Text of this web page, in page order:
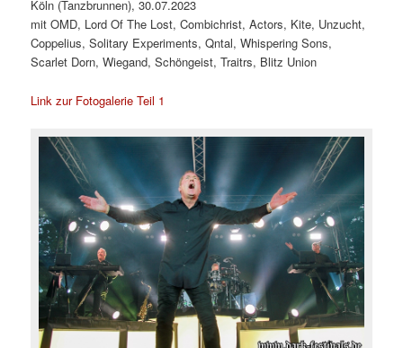
Köln (Tanzbrunnen), 30.07.2023
mit OMD, Lord Of The Lost, Combichrist, Actors, Kite, Unzucht,
Coppelius, Solitary Experiments, Qntal, Whispering Sons,
Scarlet Dorn, Wiegand, Schöngeist, Traitrs, Blitz Union
Link zur Fotogalerie Teil 1